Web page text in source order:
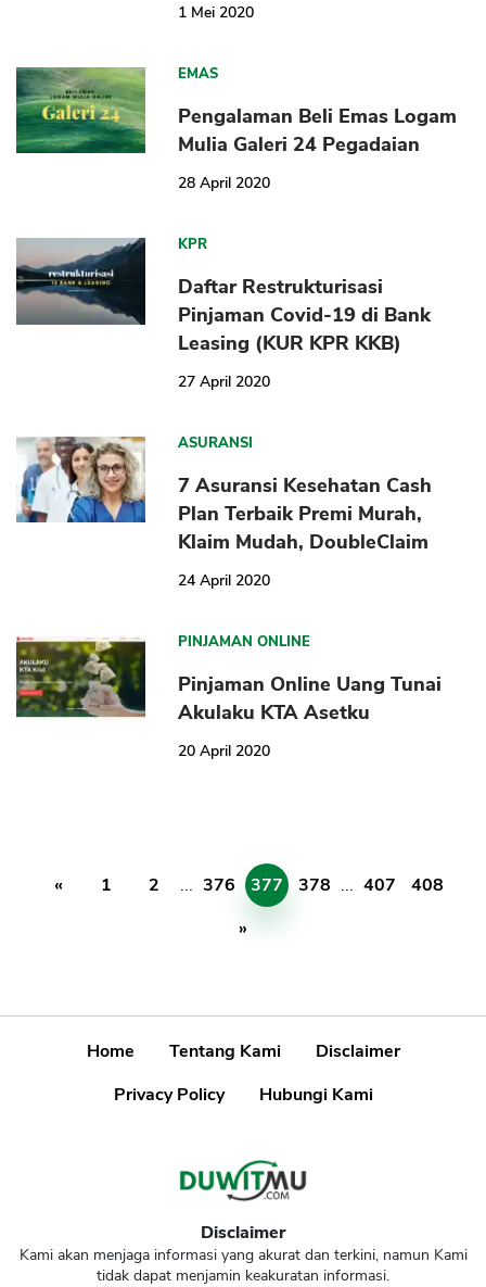
1 Mei 2020
EMAS
Pengalaman Beli Emas Logam
Mulia Galeri 24 Pegadaian
28 April 2020
KPR
Daftar Restrukturisasi
Pinjaman Covid-19 di Bank
Leasing (KUR KPR KKB)
27 April 2020
ASURANSI
7 Asuransi Kesehatan Cash
Plan Terbaik Premi Murah,
Klaim Mudah, DoubleClaim
24 April 2020
PINJAMAN ONLINE
Pinjaman Online Uang Tunai
Akulaku KTA Asetku
20 April 2020
« 1 2 ... 376 377 378 ... 407
408
»
Home Tentang Kami
Disclaimer
Privacy Policy
Hubungi Kami
Disclaimer
Kami akan menjaga informasi yang akurat dan terkini, namun Kami
tidak dapat menjamin keakuratan informasi.